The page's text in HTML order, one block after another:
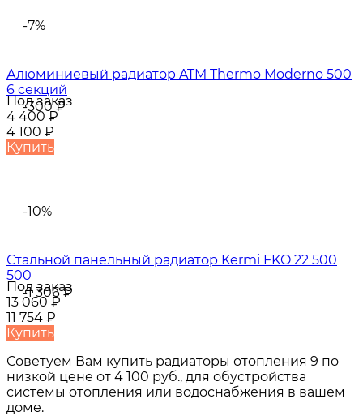
-7%
-300₽
Алюминиевый радиатор ATM Thermo Moderno 500
6 секций
Под заказ
4 400₽
4 100 ₽
Купить
-10%
-1 306₽
Стальной панельный радиатор Kermi FKO 22 500
500
Под заказ
13 060₽
11 754 ₽
Купить
Советуем Вам купить радиаторы отопления 9 по
низкой цене от 4 100 руб., для обустройства
системы отопления или водоснабжения в вашем
доме.